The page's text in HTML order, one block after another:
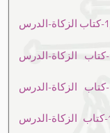
الدروس: خلاصة الكلام-م1-كتاب الزكاة-الدرس
الدروس: خلاصة الكلام-م1-كتاب الزكاة-الدرس
الدروس: خلاصة الكلام-م1-كتاب الزكاة-الدرس
الدروس: خلاصة الكلام-م1-كتاب الزكاة-الدرس